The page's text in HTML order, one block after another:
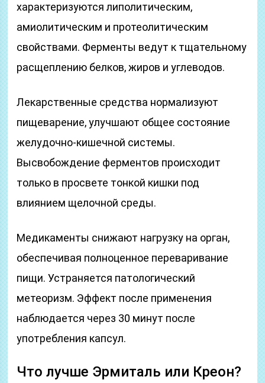
характеризуются липолитическим,
амиолитическим и протеолитическим
свойствами. Ферменты ведут к тщательному
расщеплению белков, жиров и углеводов.
Лекарственные средства нормализуют
пищеварение, улучшают общее состояние
желудочно-кишечной системы.
Высвобождение ферментов происходит
только в просвете тонкой кишки под
влиянием щелочной среды.
Медикаменты снижают нагрузку на орган,
обеспечивая полноценное переваривание
пищи. Устраняется патологический
метеоризм. Эффект после применения
наблюдается через 30 минут после
употребления капсул.
Что лучше Эрмиталь или Креон?